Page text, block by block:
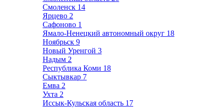
Смоленск 14
Ярцево 2
Сафоново 1
Ямало-Ненецкий автономный округ 18
Ноябрьск 9
Новый Уренгой 3
Надым 2
Республика Коми 18
Сыктывкар 7
Емва 2
Ухта 2
Иссык-Кульская область 17